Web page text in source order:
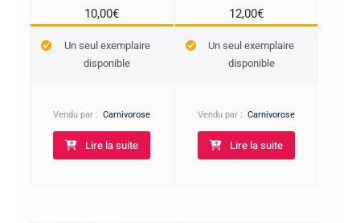
10,00€
Un seul exemplaire
disponible
Vendu par :Carnivorose
Lire la suite
12,00€
Un seul exemplaire
disponible
Vendu par : Carnivorose
Lire la suite